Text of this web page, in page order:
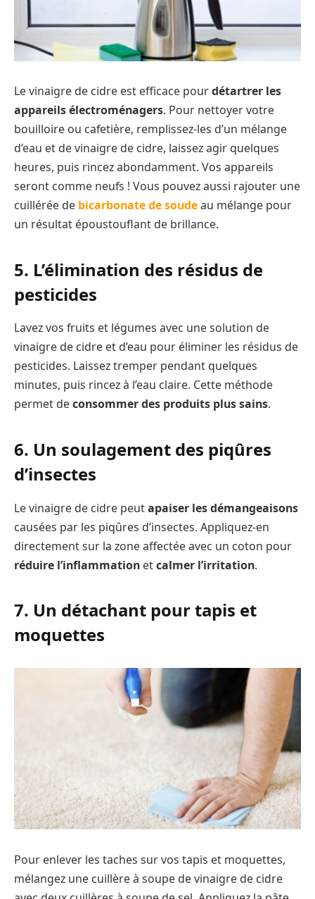
Le vinaigre de cidre est efficace pourdétartrer les
appareils électroménagers. Pour nettoyer votre
bouilloire ou cafetière, remplissez-les d’un mélange
d’eau et de vinaigre de cidre, laissez agir quelques
heures, puis rincez abondamment. Vos appareils
seront comme neufs ! Vous pouvez aussi rajouter une
cuillérée de bicarbonate de soudeau mélange pour
un résultat époustouflant de brillance.
5. L’élimination des résidus de
pesticides
Lavez vos fruits et légumes avec une solution de
vinaigre de cidre et d’eau pour éliminer les résidus de
pesticides. Laissez tremper pendant quelques
minutes, puis rincez à l’eau claire. Cette méthode
permet deconsommer des produits plus sains.
6. Un soulagement des piqûres
d’insectes
Le vinaigre de cidre peutapaiser les démangeaisons
causées par les piqûres d’insectes. Appliquez-en
directement sur la zone affectée avec un coton pour
réduire l’inflammation etcalmer l’irritation.
7. Un détachant pour tapis et
moquettes
Pour enlever les taches sur vos tapis et moquettes,
mélangez une cuillère à soupe de vinaigre de cidre